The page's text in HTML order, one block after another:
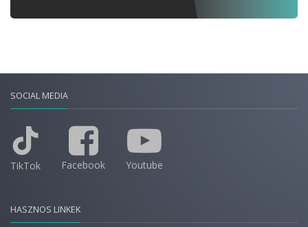
SOCIAL MEDIA
TikTok Facebook Youtube
HASZNOS LINKEK